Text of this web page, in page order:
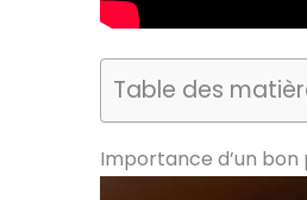
Table des
Importance d’un